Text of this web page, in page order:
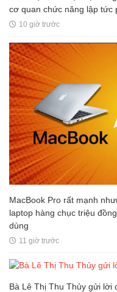
cơ quan chức năng lập tức
10 giờ trước
MacBook Pro rất mạnh
laptop hàng chục triệu
dùng
11 giờ trước
Bà Lê Thị Thu Thủy gửi lời